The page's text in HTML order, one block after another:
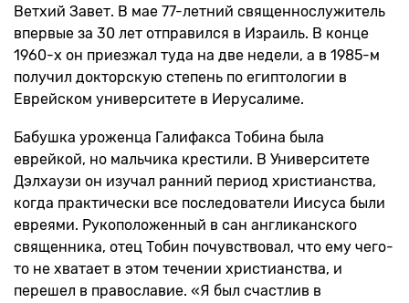
Ветхий Завет. В мае 77-летний священнослужитель
впервые за 30 лет отправился в Израиль. В конце
1960-х он приезжал туда на две недели, а в 1985-м
получил докторскую степень по египтологии в
Еврейском университете в Иерусалиме.
Бабушка уроженца Галифакса Тобина была
еврейкой, но мальчика крестили. В Университете
Дэлхаузи он изучал ранний период христианства,
когда практически все последователи Иисуса были
евреями. Рукоположенный в сан англиканского
священника, отец Тобин почувствовал, что ему чего-
то не хватает в этом течении христианства, и
перешел в православие. «Я был счастлив в